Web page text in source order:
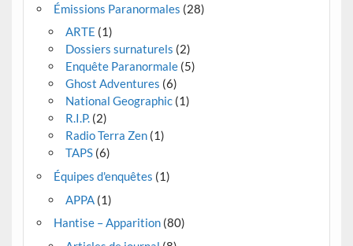
Émissions Paranormales (28)
ARTE (1)
Dossiers surnaturels (2)
Enquête Paranormale(5)
Ghost Adventures (6)
National Geographic(1)
R.I.P.(2)
Radio Terra Zen(1)
TAPS(6)
Équipes d'enquêtes (1)
APPA(1)
Hantise – Apparition(80)